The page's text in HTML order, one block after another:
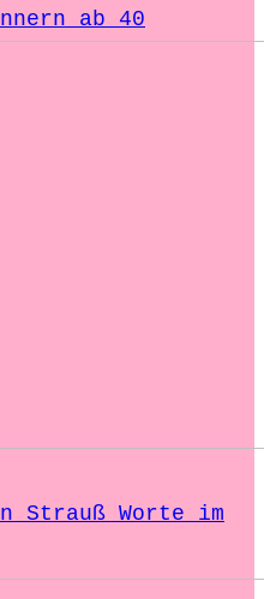
ab 40
Strauß Worte im